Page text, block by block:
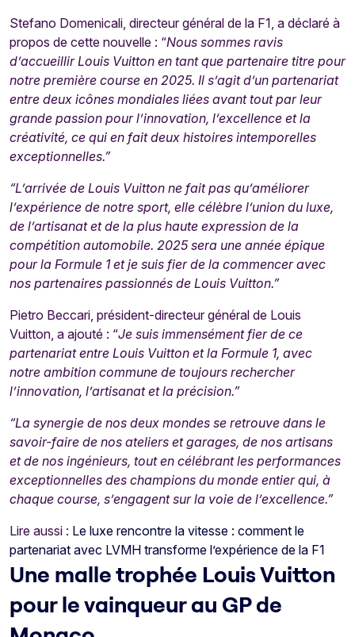
Stefano Domenicali, directeur général de la F1, a déclaré à
propos de cette nouvelle : “Nous sommes ravis
d’accueillir Louis Vuitton en tant que partenaire titre pour
notre première course en 2025. Il s’agit d’un partenariat
entre deux icônes mondiales liées avant tout par leur
grande passion pour l’innovation, l’excellence et la
créativité, ce qui en fait deux histoires intemporelles
exceptionnelles.”
“L’arrivée de Louis Vuitton ne fait pas qu’améliorer
l’expérience de notre sport, elle célèbre l’union du luxe,
de l’artisanat et de la plus haute expression de la
compétition automobile. 2025 sera une année épique
pour la Formule 1 et je suis fier de la commencer avec
nos partenaires passionnés de Louis Vuitton.”
Pietro Beccari, président-directeur général de Louis
Vuitton, a ajouté : “Je suis immensément fier de ce
partenariat entre Louis Vuitton et la Formule 1, avec
notre ambition commune de toujours rechercher
l’innovation, l’artisanat et la précision.”
“La synergie de nos deux mondes se retrouve dans le
savoir-faire de nos ateliers et garages, de nos artisans
et de nos ingénieurs, tout en célébrant les performances
exceptionnelles des champions du monde entier qui, à
chaque course, s’engagent sur la voie de l’excellence.”
Lire aussi : Le luxe rencontre la vitesse : comment le
partenariat avec LVMH transforme l’expérience de la F1
Une malle trophée Louis Vuitton
pour le vainqueur au GP de